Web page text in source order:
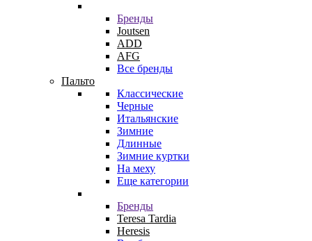
Бренды
Joutsen
ADD
AFG
Все бренды
Пальто
Классические
Черные
Итальянские
Зимние
Длинные
Зимние куртки
На меху
Еще категории
Бренды
Teresa Tardia
Heresis